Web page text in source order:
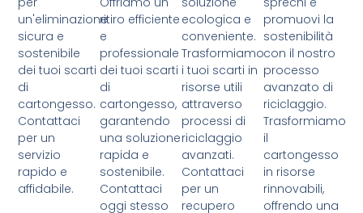
un'eliminazione
sicura e
sostenibile
dei tuoi scarti
di
cartongesso.
Contattaci
per un
servizio
rapido e
affidabile.
ritiro efficiente
e
professionale
dei tuoi scarti
di
cartongesso,
garantendo
una soluzione
rapida e
sostenibile.
Contattaci
oggi stesso
ecologica e
conveniente.
Trasformiamo
i tuoi scarti in
risorse utili
attraverso
processi di
riciclaggio
avanzati.
Contattaci
per un
recupero
promuovi la
sostenibilità
con il nostro
processo
avanzato di
riciclaggio.
Trasformiamo
il
cartongesso
in risorse
rinnovabili,
offrendo una